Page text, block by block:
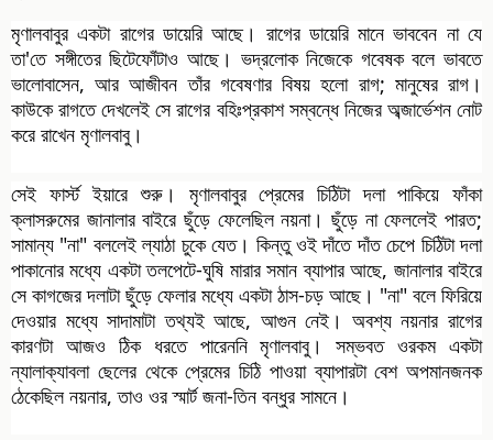
মৃণালবাবুর একটা রাগের ডায়েরি আছে। রাগের ডায়েরি মানে ভাববেন না যে
তা'তে সঙ্গীতের ছিটেফোঁটাও আছে। ভদ্রলোক নিজেকে গবেষক বলে ভাবতে
ভালোবাসেন, আর আজীবন তাঁর গবেষণার বিষয় হলো রাগ; মানুষের রাগ।
কাউকে রাগতে দেখলেই সে রাগের বহিঃপ্রকাশ সম্বন্ধে নিজের অব্জার্ভেশন নোট
করে রাখেন মৃণালবাবু।
সেই ফার্স্ট ইয়ারে শুরু। মৃণালবাবুর প্রেমের চিঠিটা দলা পাকিয়ে ফাঁকা
ক্লাসরুমের জানালার বাইরে ছুঁড়ে ফেলেছিল নয়না। ছুঁড়ে না ফেললেই পারত;
সামান্য "না" বললেই ল্যাঠা চুকে যেত। কিন্তু ওই দাঁতে দাঁত চেপে চিঠিটাদলা
পাকানোর মধ্যে একটা তলপেটে-ঘুষি মারার সমান ব্যাপার আছে, জানালার বাইরে
সে কাগজের দলাটা ছুঁড়ে ফেলার মধ্যে একটা ঠাস-চড় আছে। "না" বলে ফিরিয়ে
দেওয়ার মধ্যে সাদামাটা তথ্যই আছে, আগুন নেই। অবশ্য নয়নার রাগের
কারণটা আজও ঠিক ধরতে পারেননি মৃণালবাবু। সম্ভবত ওরকম একটা
ন্যালাক্যাবলা ছেলের থেকে প্রেমের চিঠি পাওয়া ব্যাপারটা বেশ অপমানজনক
ঠেকেছিল নয়নার, তাও ওর স্মার্ট জনা-তিন বন্ধুর সামনে।